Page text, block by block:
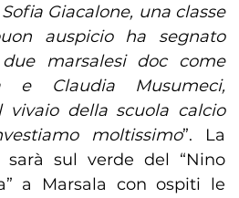
Giacalone, una classe
auspicio ha segnato
marsalesi doc come
e Claudia Musumeci,
della scuola calcio
moltissimo”. La
sarà sul verde del “Nino
a Marsala con ospiti le